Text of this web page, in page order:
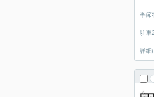
季節
駐車
詳細